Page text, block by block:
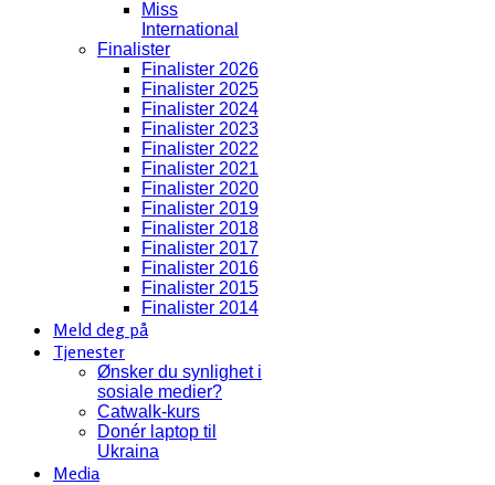
Miss
International
Finalister
Finalister 2026
Finalister 2025
Finalister 2024
Finalister 2023
Finalister 2022
Finalister 2021
Finalister 2020
Finalister 2019
Finalister 2018
Finalister 2017
Finalister 2016
Finalister 2015
Finalister 2014
Meld deg på
Tjenester
Ønsker du synlighet i
sosiale medier?
Catwalk-kurs
Donér laptop til
Ukraina
Media